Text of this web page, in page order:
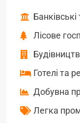
Лісове
Готелі та
Добувна
Легка